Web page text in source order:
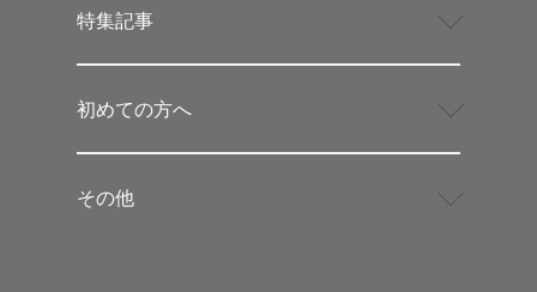
特集記事
初めての方へ
その他